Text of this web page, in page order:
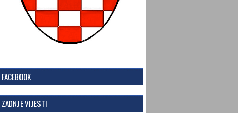
FACEBOOK
ZADNJE VIJESTI